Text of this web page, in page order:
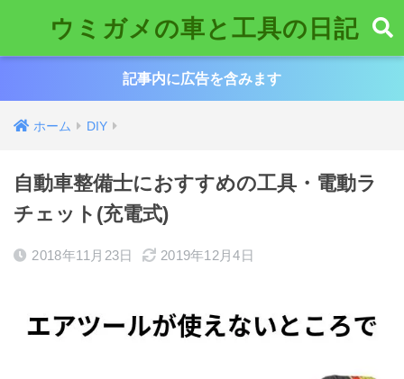
ウミガメの車と工具の日記
記事内に広告を含みます
ホーム DIY
自動車整備士におすすめの工具・電動ラ
チェット(充電式)
2018年11月23日 2019年12月4日